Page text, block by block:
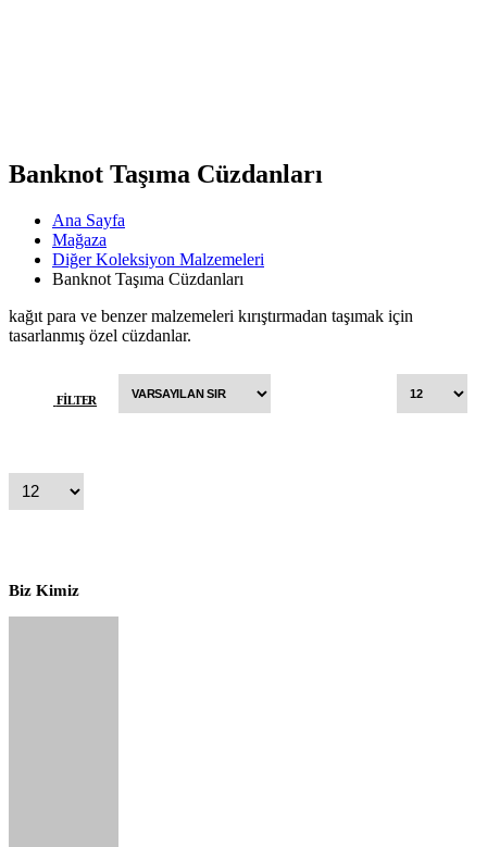
Banknot Taşıma Cüzdanları
Ana Sayfa
Mağaza
Diğer Koleksiyon Malzemeleri
Banknot Taşıma Cüzdanları
kağıt para ve benzer malzemeleri kırıştırmadan taşımak için
tasarlanmış özel cüzdanlar.
FILTER
Biz Kimiz